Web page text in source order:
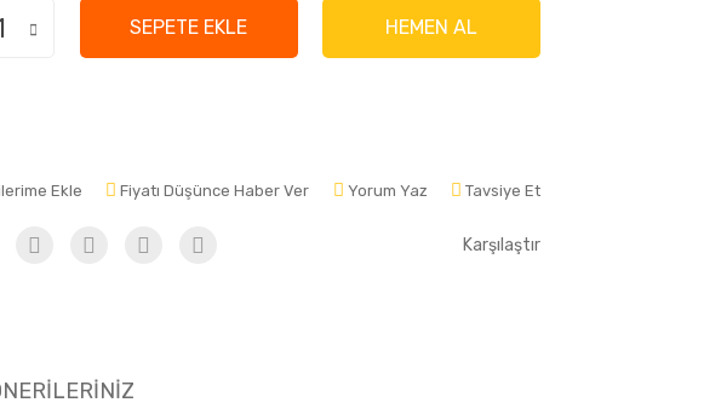
SEPETE EKLE HEMEN AL
Ekle Fiyatı Düşünce Haber Ver Yorum Yaz Tavsiye Et
Karşılaştır